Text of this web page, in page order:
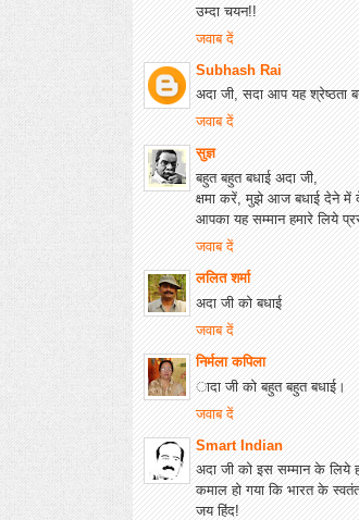
उम्दा चयन!!
जवाब दें
Subhash Rai
अदा जी, सदा आप यह श्रेष्ठता
जवाब दें
सुज्ञ
बहुत बहुत बधाई अदा जी,
क्षमा करें, मुझे आज बधाई देने में
आपका यह सम्मान हमारे लिये
जवाब दें
ललित शर्मा
अदा जी को बधाई
जवाब दें
निर्मला कपिला
ादा जी को बहुत बहुत बधाई।
जवाब दें
Smart Indian
अदा जी को इस सम्मान के लिये
कमाल हो गया कि भारत के
जय हिंद!